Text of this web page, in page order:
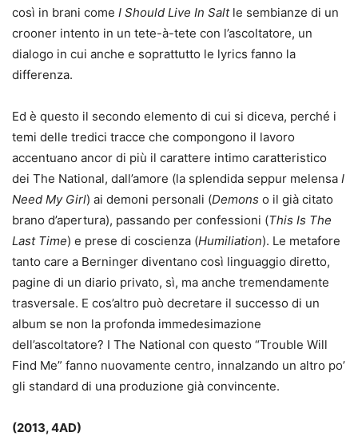
così in brani come I Should Live In Saltle sembianze di un
crooner intento in un tete-à-tete con l’ascoltatore, un
dialogo in cui anche e soprattutto le lyrics fanno la
differenza.
Ed è questo il secondo elemento di cui si diceva, perché i
temi delle tredici tracce che compongono il lavoro
accentuano ancor di più il carattere intimo caratteristico
dei The National, dall’amore (la splendida seppur melensa I
Need My Girl) ai demoni personali (Demons o il già citato
brano d’apertura), passando per confessioni (This Is The
Last Time) e prese di coscienza (Humiliation). Le metafore
tanto care a Berninger diventano così linguaggio diretto,
pagine di un diario privato, sì, ma anche tremendamente
trasversale. E cos’altro può decretare il successo di un
album se non la profonda immedesimazione
dell’ascoltatore? I The National con questo “Trouble Will
Find Me” fanno nuovamente centro, innalzando un altro po’
gli standard di una produzione già convincente.
(2013, 4AD)